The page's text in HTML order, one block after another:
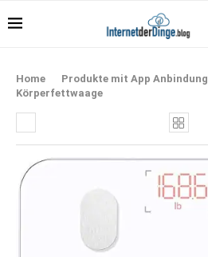
Home Produkte mit App Anbindung
Körperfettwaage